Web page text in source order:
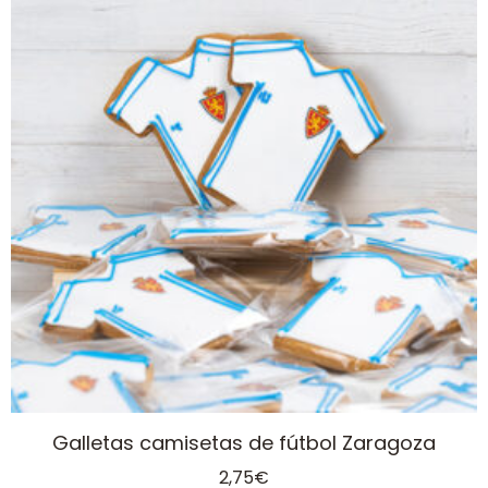
Galletas camisetas de fútbol Zaragoza
2,75€